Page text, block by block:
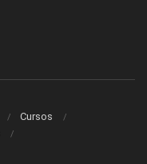
Cursos